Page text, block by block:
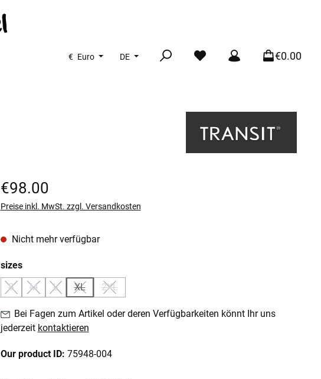
€ Euro DE €0.00
Regulärer Preis:
€98.00
Preise inkl. MwSt. zzgl. Versandkosten
Nicht mehr verfügbar
sizesauswählen
S
(Diese Option ist zurzeit nicht verfügbar.)
M
(Diese Option ist zurzeit nicht verfügbar.)
L
(Diese Option ist zurzeit nicht verfügbar.)
XL
(Diese Option ist zurzeit nicht verfügbar.)
2XL
(Diese Option ist zurzeit nicht verfügbar.)
Bei Fagen zum Artikel oder deren Verfügbarkeiten könnt Ihr uns
jederzeit kontaktieren
Our product ID: 75948-004